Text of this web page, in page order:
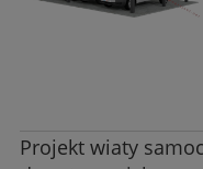
Projekt wiaty